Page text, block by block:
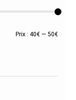
Prix
Prix
Prix :40€ —50€